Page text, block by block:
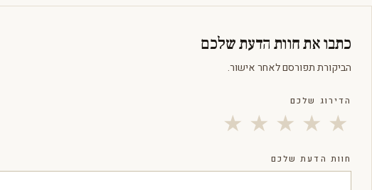
כתבו את חוות הדעת שלכם
הביקורת תפורסם לאחר אישור.
הדירוג שלכם
★ ★ ★ ★ ★
חוות הדעת שלכם